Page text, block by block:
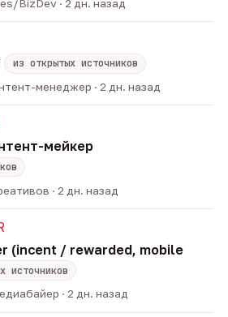
BizDev · 2 дн. назад
из открытых источников
менеджер · 2 дн. назад
мейкер
· 2 дн. назад
(incent / rewarded, mobile
источников
· 2 дн. назад